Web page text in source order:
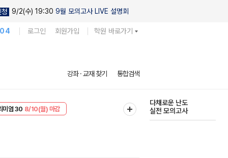
청 9/2(수) 19:30 9월 모의고사 LIVE 설명회
로그인 회원가입 학원 바로가기
강좌 · 교재 찾기 통합검색
8/10(월) 마감
다채로운 난도
실전 모의고사